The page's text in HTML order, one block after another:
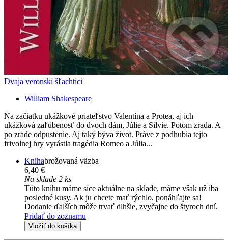
Dvaja veronskí šľachtici
William Shakespeare
Na začiatku ukážkové priateľstvo Valentína a Protea, aj ich
ukážková zaľúbenosť do dvoch dám, Júlie a Silvie. Potom zrada. A
po zrade odpustenie. Aj taký býva život. Práve z podhubia tejto
frivolnej hry vyrástla tragédia Romeo a Júlia...
Knihabrožovaná väzba
6,40 €
Na sklade 2 ks
Túto knihu máme síce aktuálne na sklade, máme však už iba
posledné kusy. Ak ju chcete mať rýchlo, ponáhľajte sa!
Dodanie ďalších môže trvať dlhšie, zvyčajne do štyroch dní.
Pridať do zoznamu
Vložiť do košíka